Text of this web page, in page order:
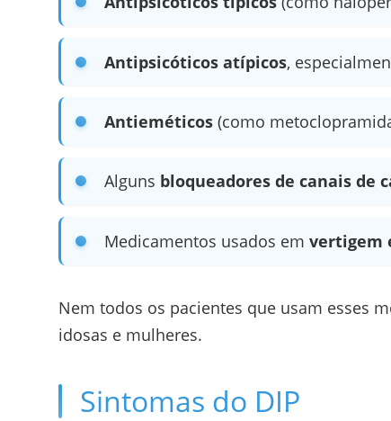
Antipsicóticos atípicos,
Antieméticos(como
Alguns bloqueadores de canais de
Medicamentos usados em vertigem
Nem todos os pacientes que usam esses
idosas e mulheres.
Sintomas do DIP